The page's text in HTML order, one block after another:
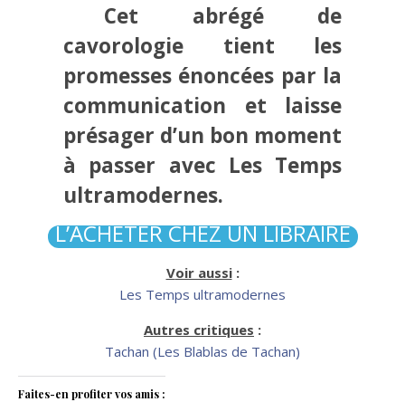
Cet abrégé de
cavorologie tient les
promesses énoncées par la
communication et laisse
présager d’un bon moment
à passer avec Les Temps
ultramodernes.
L’ACHETER CHEZ UN LIBRAIRE
Voir aussi:
Les Temps ultramodernes
Autres critiques :
Tachan (Les Blablas de Tachan)
Faites-en profiter vos amis :